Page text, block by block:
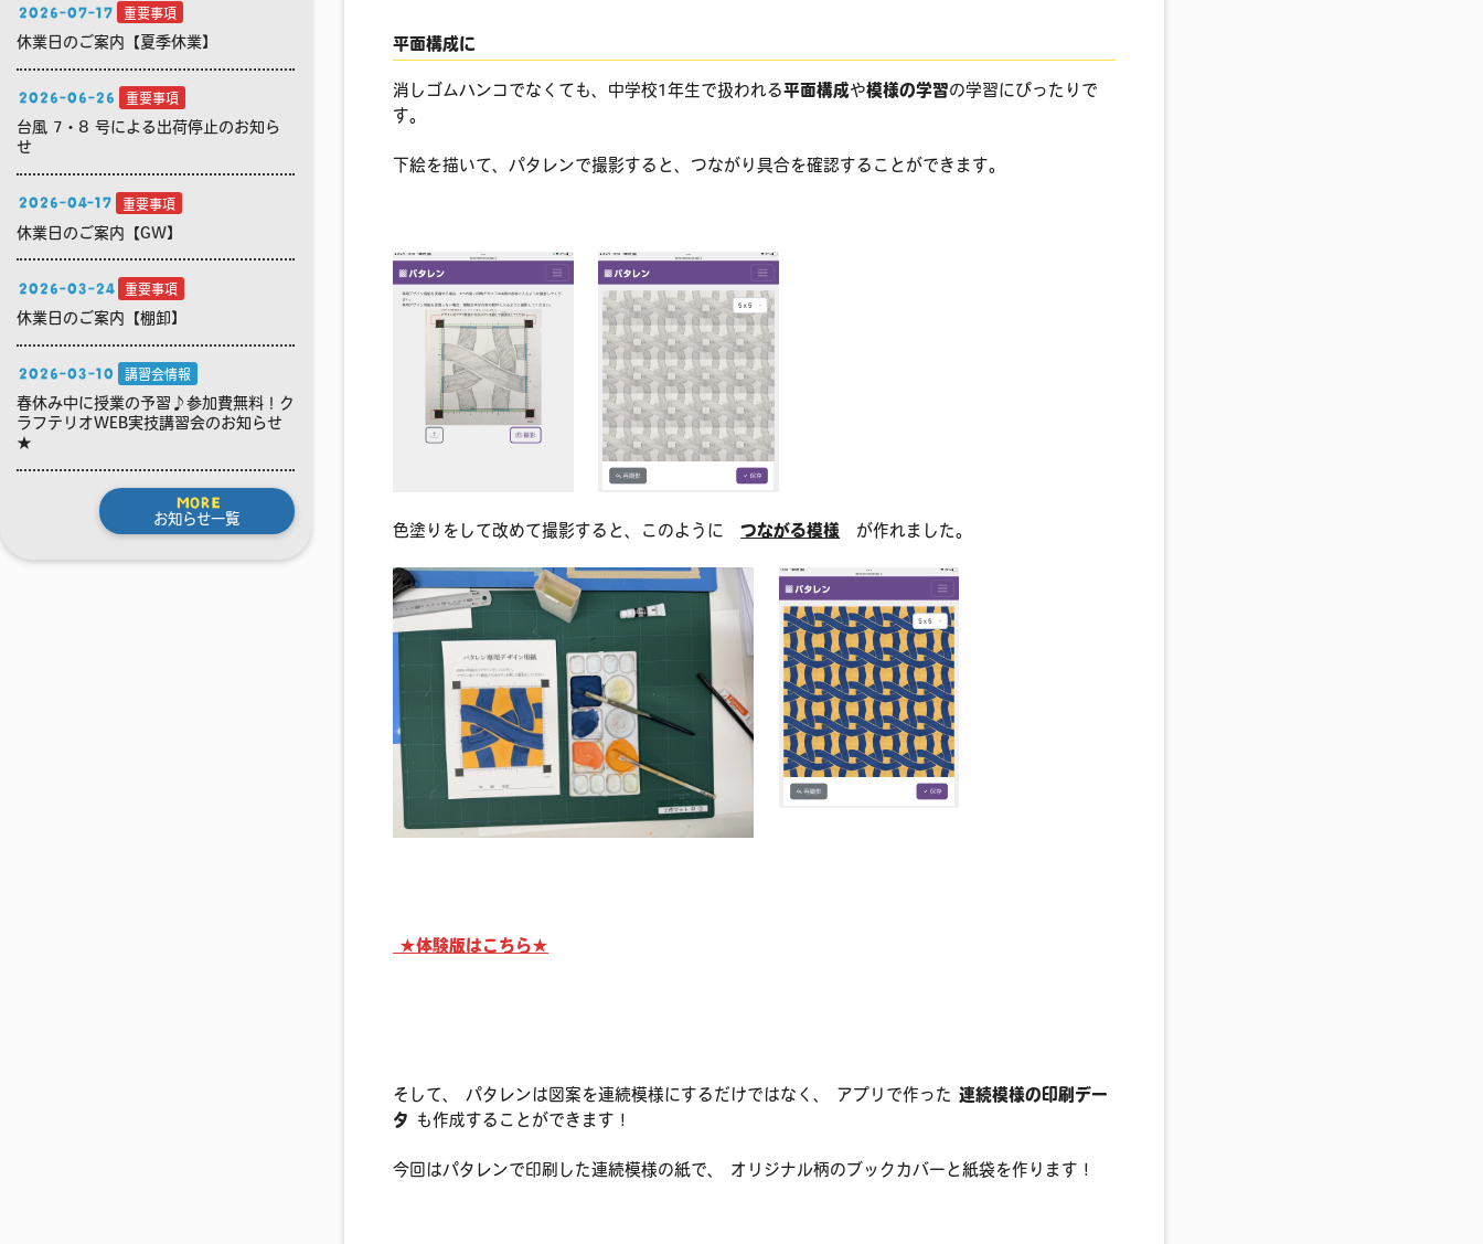
2026-07-17 重要事項
休業日のご案内【夏季休業】
2026-06-26 重要事項
台風 7・8 号による出荷停止のお知ら
せ
2026-04-17 重要事項
休業日のご案内【GW】
2026-03-24 重要事項
休業日のご案内【棚卸】
2026-03-10 講習会情報
春休み中に授業の予習♪参加費無料！ク
ラフテリオWEB実技講習会のお知らせ
★
MORE
お知らせ一覧
平面構成に
消しゴムハンコでなくても、中学校1年生で扱われる平面構成や模様の学習の学習にぴったりで
す。
下絵を描いて、パタレンで撮影すると、つながり具合を確認することができます。
色塗りをして改めて撮影すると、このようにつながる模様 が作れました。
★体験版はこちら★
そして、 パタレンは図案を連続模様にするだけではなく、 アプリで作った連続模様の印刷デー
タ
も作成することができます！
今回はパタレンで印刷した連続模様の紙で、 オリジナル柄のブックカバーと紙袋を作ります！